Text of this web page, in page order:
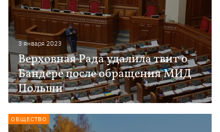
3 января 2023
Верховная Рада удалила твит о
Бандере после обращения МИД
Польши
ОБЩЕСТВО